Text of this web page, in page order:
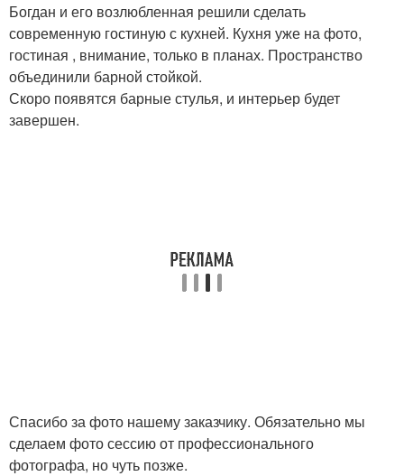
Богдан и его возлюбленная решили сделать
современную гостиную с кухней. Кухня уже на фото,
гостиная , внимание, только в планах. Пространство
объединили барной стойкой.
Скоро появятся барные стулья, и интерьер будет
завершен.
Спасибо за фото нашему заказчику. Обязательно мы
сделаем фото сессию от профессионального
фотографа, но чуть позже.